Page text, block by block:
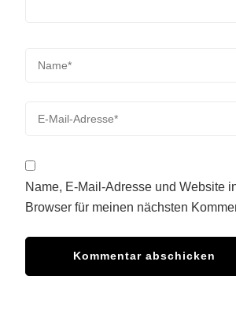
Name, E-Mail-Adresse und Website
Browser für meinen nächsten